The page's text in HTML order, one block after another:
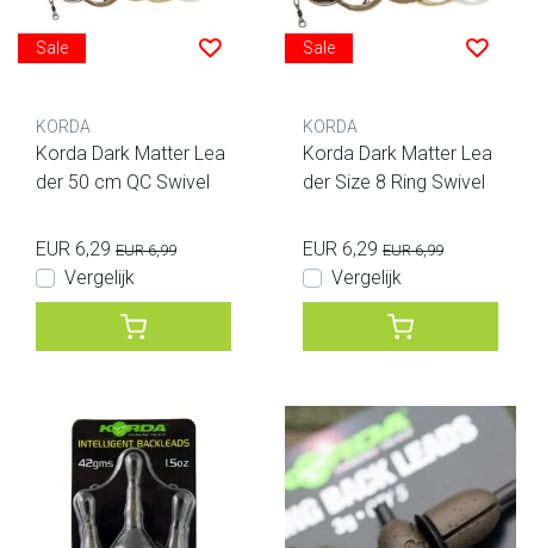
Sale
KORDA
Korda Dark Matter Lea
der 50 cm QC Swivel
EUR 6,29 EUR 6,99
Vergelijk
Sale
KORDA
Korda Dark Matter Lea
der Size 8 Ring Swivel
EUR 6,29 EUR 6,99
Vergelijk